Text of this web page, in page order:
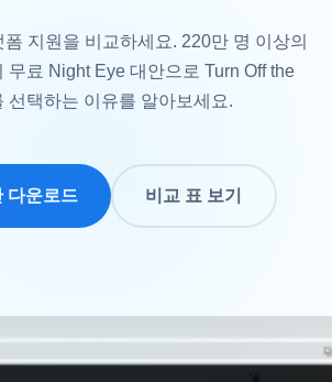
지원을 비교하세요. 220만 명 이상의
무료 Night Eye 대안으로 Turn Off the
선택하는 이유를 알아보세요.
다운로드 비교 표 보기